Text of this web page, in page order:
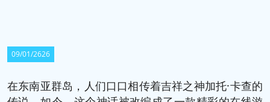
09/01/2626
在东南亚群岛，人们口口相传着吉祥之神加托·卡查的